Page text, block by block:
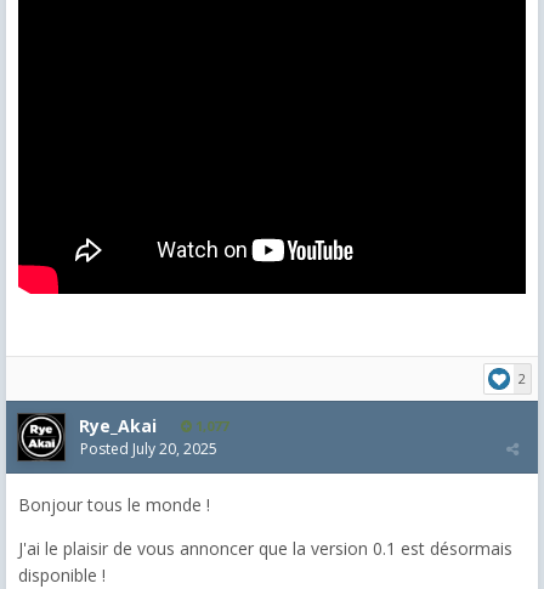
2
Rye_Akai 1,077
Posted July 20, 2025
Bonjour tous le monde !
J'ai le plaisir de vous annoncer que la version 0.1 est désormais
disponible !